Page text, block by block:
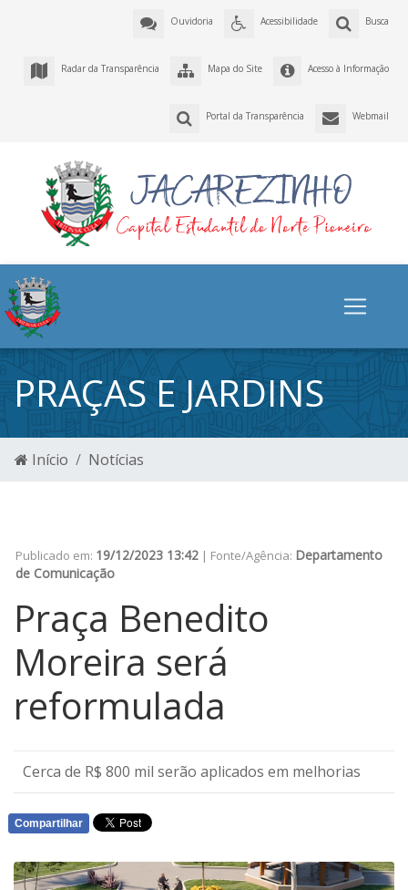
Busca
Acessibilidade
Ouvidoria
Acesso à Informação
Mapa do Site
Radar da Transparência
Webmail
Portal da Transparência
PRAÇAS E JARDINS
Início Notícias
Publicado em: 19/12/2023 13:42 | Fonte/Agência: Departamento
de Comunicação
Praça Benedito
Moreira será
reformulada
Cerca de R$ 800 mil serão aplicados em melhorias
Compartilhar